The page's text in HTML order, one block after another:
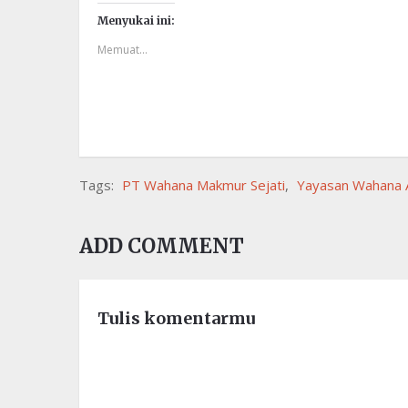
Menyukai ini:
Memuat...
Tags: PT Wahana Makmur Sejati, Yayasan Wahana
ADD COMMENT
Tulis komentarmu